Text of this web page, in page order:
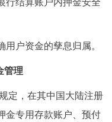
结算账户内押金安全
户资金的孳息归属。
管理
，在其中国大陆注册
金专用存款账户、预付